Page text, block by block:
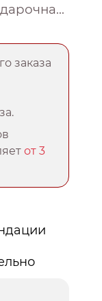
Фирменная этикетка, подарочная лента, пакет ПП
заказа
от 3